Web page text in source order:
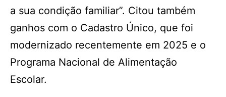
a sua condição familiar”. Citou também
ganhos com o Cadastro Único, que foi
modernizado recentemente em 2025 e o
Programa Nacional de Alimentação
Escolar.